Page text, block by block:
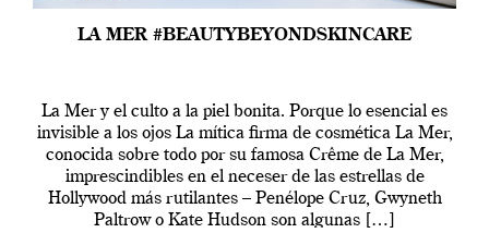
LA MER #BEAUTYBEYONDSKINCARE
La Mer y el culto a la piel bonita. Porque lo esencial es
invisible a los ojos La mítica firma de cosmética La Mer,
conocida sobre todo por su famosa Crême de La Mer,
imprescindibles en el neceser de las estrellas de
Hollywood más rutilantes – Penélope Cruz, Gwyneth
Paltrow o Kate Hudson son algunas […]